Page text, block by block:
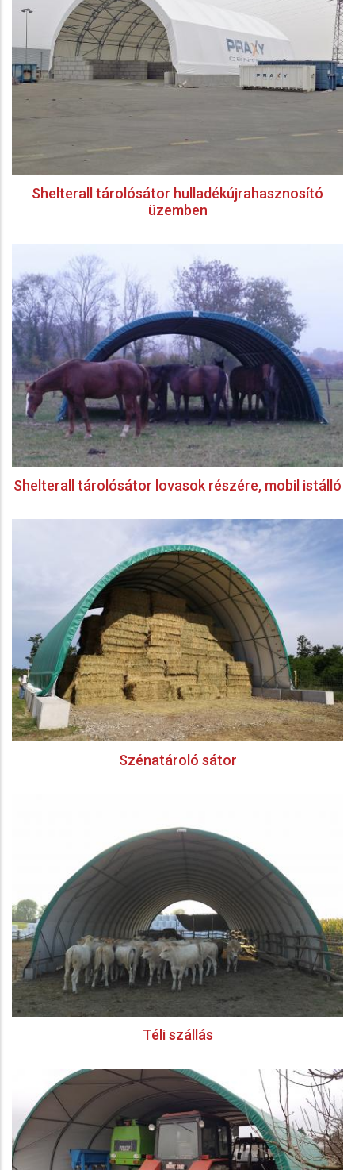
Shelterall tárolósátor hulladékújrahasznosító
üzemben
Shelterall tárolósátor lovasok részére, mobil istálló
Szénatároló sátor
Téli szállás